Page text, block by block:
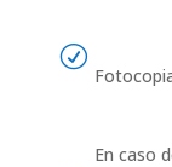
R
En caso